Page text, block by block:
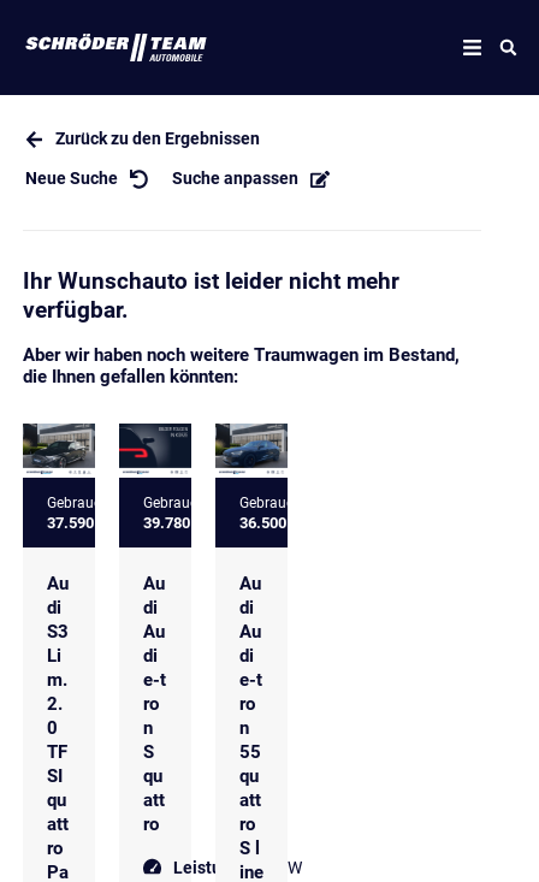
Zurück zu den Ergebnissen
Neue Suche Suche anpassen
Ihr Wunschauto ist leider nicht mehr
verfügbar.
Aber wir haben noch weitere Traumwagen im Bestand,
die Ihnen gefallen könnten:
Gebrauchtfahrzeug
37.590 €
Au
di
S3
Li
m.
2.
0
TF
SI
qu
att
ro
Pa
Gebrauchtfahrzeug
39.780 €
Au
di
Au
di
e-t
ro
n
S
qu
att
ro
Leistung 370 kW
Gebrauchtfahrzeug
36.500 €
Au
di
Au
di
e-t
ro
n
55
qu
att
ro
S l
ine